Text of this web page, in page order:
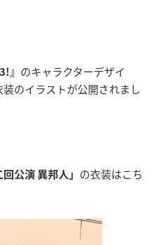
! 』 のキャラクターデザイ
のイラストが公開されまし
回公演 異邦人」 の衣装はこち